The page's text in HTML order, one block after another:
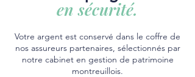
en sécurité.
Votre argent est conservé dans le coffre de
nos assureurs partenaires, sélectionnés par
notre cabinet en gestion de patrimoine
montreuillois.